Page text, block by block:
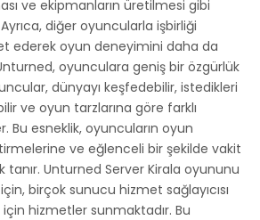
ve ekipmanların üretilmesi gibi
diğer oyuncularla işbirliği
ederek oyun deneyimini daha da
oyunculara geniş bir özgürlük
dünyayı keşfedebilir, istedikleri
ve oyun tarzlarına göre farklı
Bu esneklik, oyuncuların oyun
ve eğlenceli bir şekilde vakit
Unturned Server Kirala oyununu
birçok sunucu hizmet sağlayıcısı
hizmetler sunmaktadır. Bu